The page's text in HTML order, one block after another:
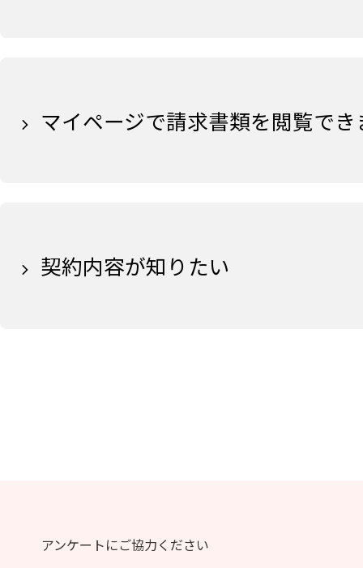
マイページで請求書類を閲覧でき
契約内容が知りたい
アンケートにご協力ください